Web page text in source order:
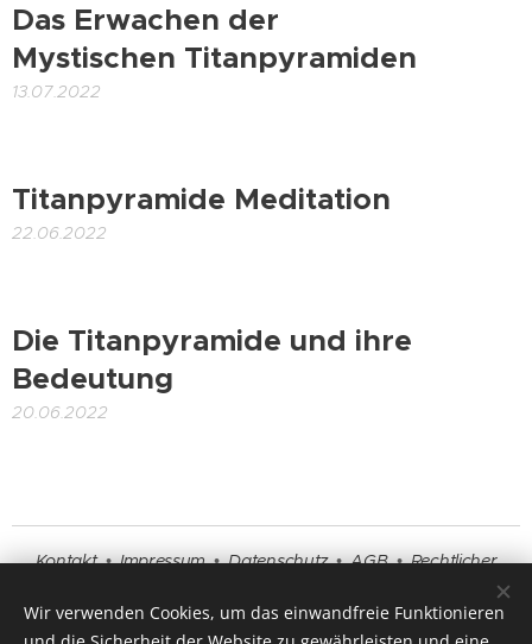
Das Erwachen der
Mystischen Titanpyramiden
13.07.2022
Titanpyramide Meditation
22.06.2022
Die Titanpyramide und ihre
Bedeutung
20.06.2022
Kontakt•Impressum•Datenschutz•AGB•Rechtlicher
Wir verwenden Cookies, um das einwandfreie Funktionieren